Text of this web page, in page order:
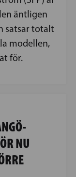
äntligen
satsar totalt
modellen,
för.
NU